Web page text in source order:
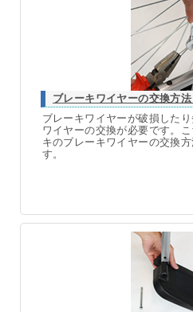
ブレーキワイヤーの交換方法
ブレーキワイヤーが破損した
ワイヤーの交換が必要です。
キのブレーキワイヤーの交換
す。